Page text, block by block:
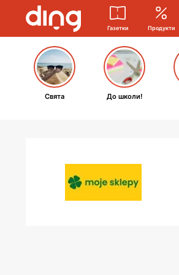
Газетки Продукти
Свята До школи!